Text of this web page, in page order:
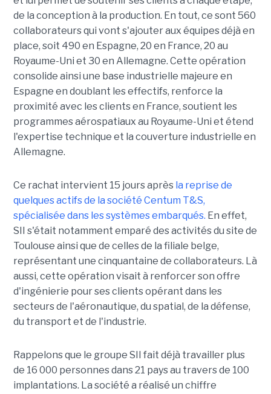
de la conception à la production. En tout, ce sont 560
collaborateurs qui vont s'ajouter aux équipes déjà en
place, soit 490 en Espagne, 20 en France, 20 au
Royaume-Uni et 30 en Allemagne. Cette opération
consolide ainsi une base industrielle majeure en
Espagne en doublant les effectifs, renforce la
proximité avec les clients en France, soutient les
programmes aérospatiaux au Royaume-Uni et étend
l'expertise technique et la couverture industrielle en
Allemagne.
Ce rachat intervient 15 jours après la reprise de
quelques actifs de la société Centum T&S,
spécialisée dans les systèmes embarqués. En effet,
SII s'était notamment emparé des activités du site de
Toulouse ainsi que de celles de la filiale belge,
représentant une cinquantaine de collaborateurs. Là
aussi, cette opération visait à renforcer son offre
d'ingénierie pour ses clients opérant dans les
secteurs de l'aéronautique, du spatial, de la défense,
du transport et de l'industrie.
Rappelons que le groupe SII fait déjà travailler plus
de 16 000 personnes dans 21 pays au travers de 100
implantations. La société a réalisé un chiffre